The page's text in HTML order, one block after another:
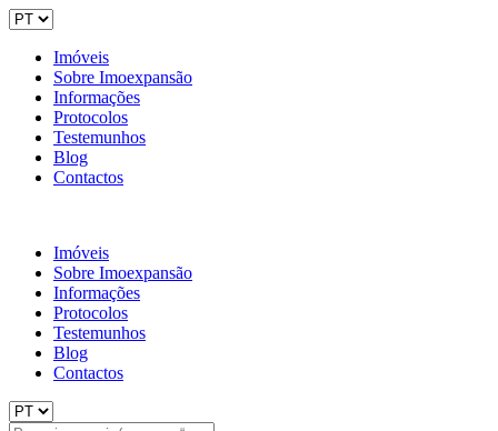
Imóveis
Sobre Imoexpansão
Informações
Protocolos
Testemunhos
Blog
Contactos
Imóveis
Sobre Imoexpansão
Informações
Protocolos
Testemunhos
Blog
Contactos